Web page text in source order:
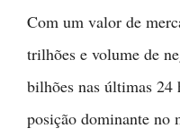
Com um valor de
trilhões e volume de
bilhões nas últimas
posição dominante no